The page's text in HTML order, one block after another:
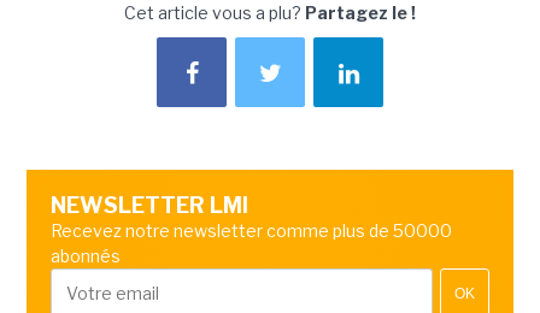
Cet article vous a plu? Partagez le !
NEWSLETTER LMI
Recevez notre newsletter comme plus de 50000
abonnés
OK